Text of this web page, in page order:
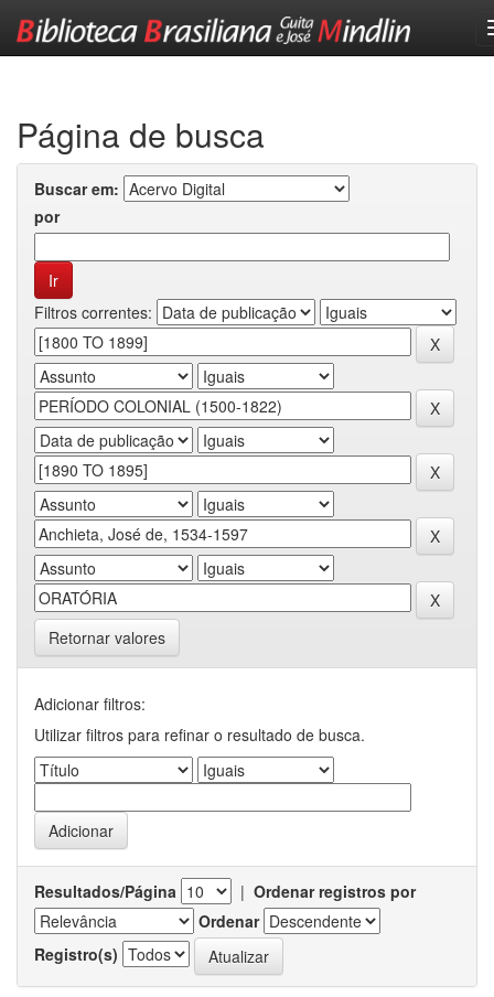
Página de busca
Buscar em:
por
Filtros correntes:
Retornar valores
Adicionar filtros:
Utilizar filtros para refinar o resultado de busca.
Resultados/Página | Ordenar registros por
Ordenar
Registro(s)